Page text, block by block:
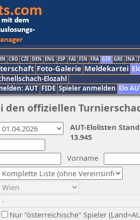
CRO CZE DEN ENG ESP FAI FIN FRA GER GRE INA
Foto-Galerie Meldekartei
Elozahl
AUT FIDE Spieler anmelden Elo
offiziellen
Vorname
Nur "österreichische" Spieler
AUT-Elolisten
13.945